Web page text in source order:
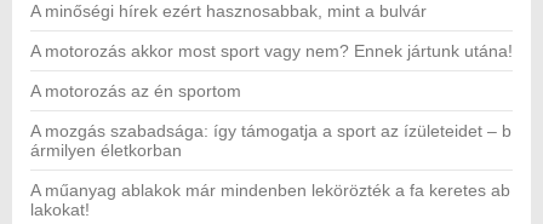
A minőségi hírek ezért hasznosabbak, mint a bulvár
A motorozás akkor most sport vagy nem? Ennek jártunk utána!
A motorozás az én sportom
A mozgás szabadsága: így támogatja a sport az ízületeidet – b
ármilyen életkorban
A műanyag ablakok már mindenben lekörözték a fa keretes ab
lakokat!